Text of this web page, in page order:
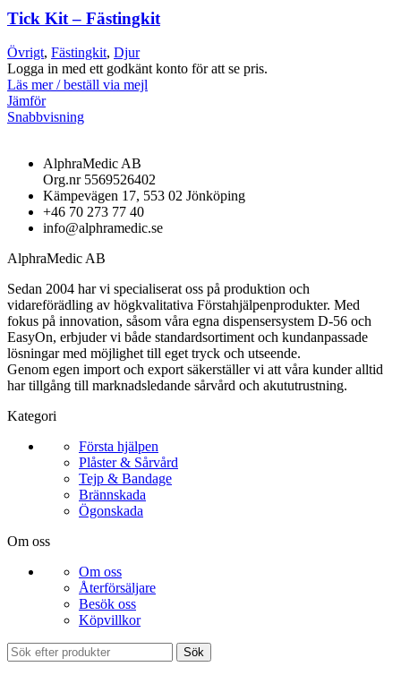
Tick Kit – Fästingkit
Övrigt, Fästingkit, Djur
Logga in med ett godkänt konto för att se pris.
Läs mer / beställ via mejl
Jämför
Snabbvisning
AlphraMedic AB
Org.nr 5569526402
Kämpevägen 17, 553 02 Jönköping
+46 70 273 77 40
info@alphramedic.se
AlphraMedic AB
Sedan 2004 har vi specialiserat oss på produktion och
vidareförädling av högkvalitativa Förstahjälpenprodukter. Med
fokus på innovation, såsom våra egna dispensersystem D-56 och
EasyOn, erbjuder vi både standardsortiment och kundanpassade
lösningar med möjlighet till eget tryck och utseende.
Genom egen import och export säkerställer vi att våra kunder alltid
har tillgång till marknadsledande sårvård och akututrustning.
Kategori
Första hjälpen
Plåster & Sårvård
Tejp & Bandage
Brännskada
Ögonskada
Om oss
Om oss
Återförsäljare
Besök oss
Köpvillkor
Sök